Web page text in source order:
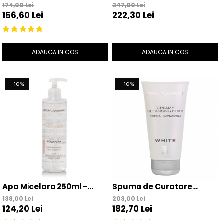
Polifenoli din Struguri
150ml - Rugiada Di Vigna –
Bruno Vassari
174,00 Lei
156,60 Lei
ADAUGA IN COS
Curatare/Exfolianta cu
Enzime 50g - Enzyme
247,00 Lei
222,30 Lei
ADAUGA IN COS
-10%
Apa Micelara 250ml -
Aqua Pura – Bruno
Vassari
138,00 Lei
124,20 Lei
-10%
Spuma de Curatare
Pentru Tenul cu Pete
Pigmentare 150ml -
203,00 Lei
182,70 Lei